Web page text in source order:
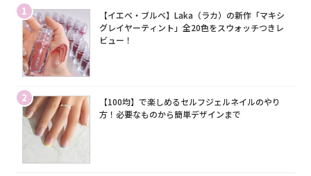
1
【イエベ・ブルベ】Laka（ラカ）の新作「マキシ
グレイヤーティント」全20色をスウォッチつきレ
ビュー！
2
【100均】で楽しめるセルフジェルネイルのやり
方！必要なものから簡単デザインまで